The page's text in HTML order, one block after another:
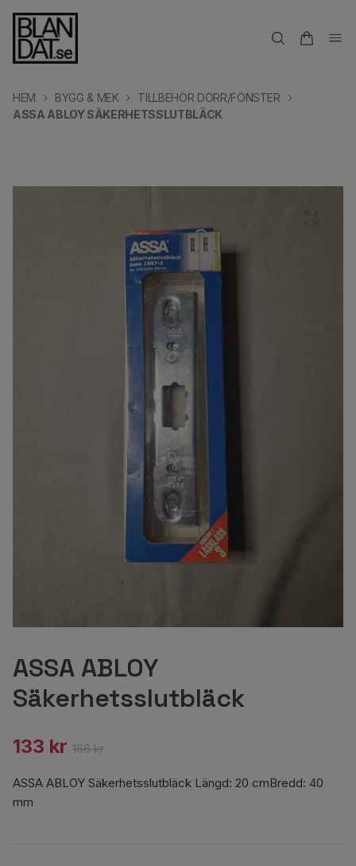
HEM BYGG & MEK
TILLBEHÖR DÖRR/FÖNSTER
ASSA ABLOY SÄKERHETSSLUTBLÄCK
ASSA ABLOY
Säkerhetsslutbläck
133 kr 166 kr
ASSA ABLOY Säkerhetsslutbläck Längd: 20 cmBredd: 40
mm